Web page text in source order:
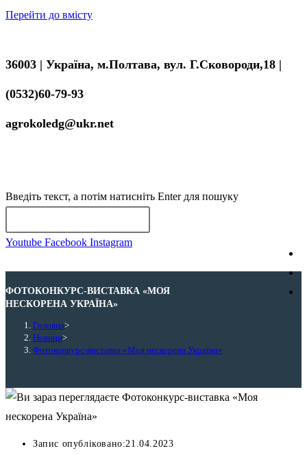
Перейти до вмісту
36003 | Україна, м.Полтава, вул. Г.Сковороди,18 |
(0532)60-79-93
agrokoledg@ukr.net
Введіть текст, а потім натисніть Enter для пошуку
Youtube Facebook Instagram
ФОТОКОНКУРС-ВИСТАВКА «МОЯ
НЕСКОРЕНА УКРАЇНА»
Головна>
Новини>
Фотоконкурс-виставка «Моя нескорена Україна»
Запис опубліковано:21.04.2023